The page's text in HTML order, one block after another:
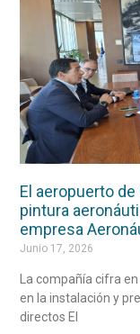
El aeropuerto
pintura
empresa
Junio 17, 2026
La compañía cifra
en la instalación y
directos El